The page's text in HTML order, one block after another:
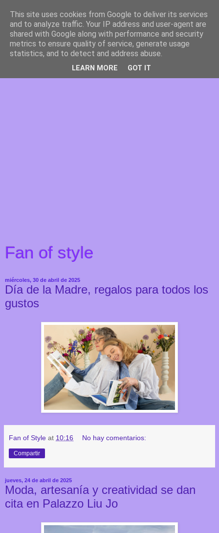
Fan of style
miércoles, 30 de abril de 2025
Día de la Madre, regalos para todos los
gustos
Fan of Style at 10:16 No hay comentarios:
Compartir
jueves, 24 de abril de 2025
Moda, artesanía y creatividad se dan
cita en Palazzo Liu Jo
This site uses cookies from Google to deliver its services
and to analyze traffic. Your IP address and user-agent are
shared with Google along with performance and security
metrics to ensure quality of service, generate usage
statistics, and to detect and address abuse.
LEARN MORE GOT IT